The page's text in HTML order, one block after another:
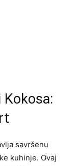
savršenu
kuhinje. Ovaj